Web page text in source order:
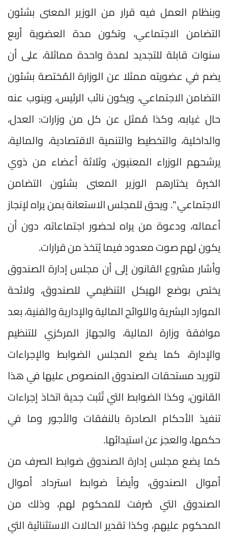
وبنظام العمل فيه قرار من الوزير المعنى بشئون
التضامن الاجتماعي، وتكون مدة العضوية أربع
سنوات قابلة للتجديد لمدة واحدة مماثلة، على أن
يضم في عضويته ممثلا عن الوزارة المُختصة بشئون
التضامن الاجتماعي، ويكون نائب الرئيس، وينوب عنه
حال غيابه، وكذا مُمثل عن كل من وزارات: العدل،
والداخلية، والتخطيط والتنمية الاقتصادية، والمالية،
يرشحهم الوزراء المعنيون، وثلاثة أعضاء من ذوي
الخبرة يختارهم الوزير المعنى بشئون التضامن
الاجتماعي ". ويحق للمجلس الاستعانة بمن يراه لإنجاز
أعماله، ودعوة من يراه لحضور اجتماعاته، دون أن
يكون لهم صوت معدود فيما يُتخذ من قرارات.
وأشار مشروع القانون إلى أن مجلس إدارة الصندوق
يختص بوضع الهيكل التنظيمي للصندوق، ولائحة
الموارد البشرية واللوائح المالية والإدارية والفنية، بعد
موافقة وزارة المالية، والجهاز المركزي للتنظيم
والإدارة، كما يضع المجلس الضوابط والإجراءات
لتوريد مستحقات الصندوق المنصوص عليها في هذا
القانون، وكذا الضوابط التي تُثبت جدية اتخاذ إجراءات
تنفيذ الأحكام الصادرة بالنفقات والأجور وما في
حكمها، والعجز عن استيدائها.
كما يضع مجلس إدارة الصندوق ضوابط الصرف من
أموال الصندوق، وأيضاً ضوابط استرداد أموال
الصندوق التي صُرفت للمحكوم لهم، وذلك من
المحكوم عليهم، وكذا تقدير الحالات الاستثنائية التي